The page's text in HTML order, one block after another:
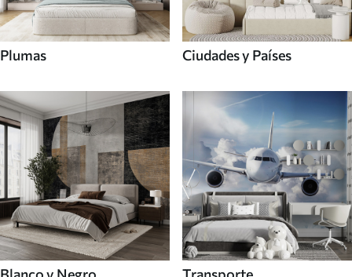
Plumas Ciudades y Países